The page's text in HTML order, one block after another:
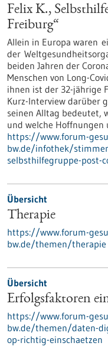
Felix K.,
Freiburg“
Allein in Europa waren
der
beiden Jahren der
Menschen von Long-
ihnen ist der 32-jährige
Kurz-Interview darüber
seinen Alltag bedeutet,
und welche Hoffnungen
https://www.forum-
bw.de/infothek/
selbsthilfegruppe-post-
Übersicht
Therapie
https://www.forum-
bw.de/themen/therapie
Übersicht
Erfolgsfaktoren
https://www.forum-
bw.de/themen/daten-
op-richtig-einschaetzen